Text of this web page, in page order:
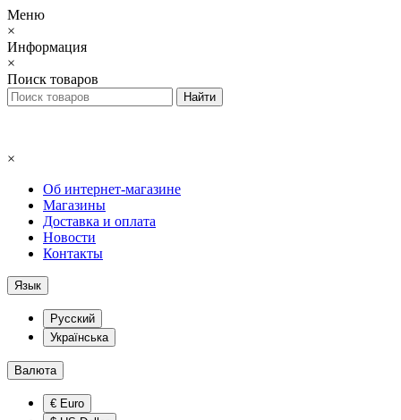
Меню
×
Информация
×
Поиск товаров
×
Об интернет-магазине
Магазины
Доставка и оплата
Новости
Контакты
Язык
Русский
Українська
Валюта
€ Euro